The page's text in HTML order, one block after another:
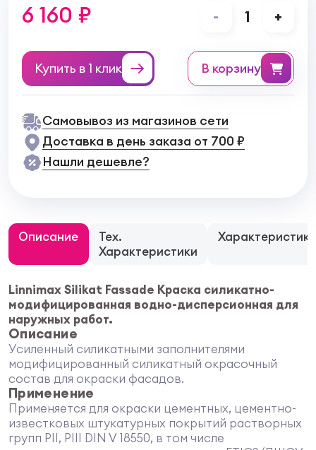
6 160 ₽ - 1 +
Купить в 1 клик в корзину
Самовывоз из магазинов сети
Доставка в день заказа от 700 ₽
Нашли дешевле?
Описание
Тех.
Характеристики
Характеристики
Linnimax Silikat Fassade Краска силикатно-
модифицированная водно-дисперсионная для
наружных работ.
Описание
Усиленный силикатными заполнителями
модифицированный силикатный окрасочный
состав для окраски фасадов.
Применение
Применяется для окраски цементных, цементно-
известковых штукатурных покрытий растворных
групп PII, PIII DIN V 18550, в том числе